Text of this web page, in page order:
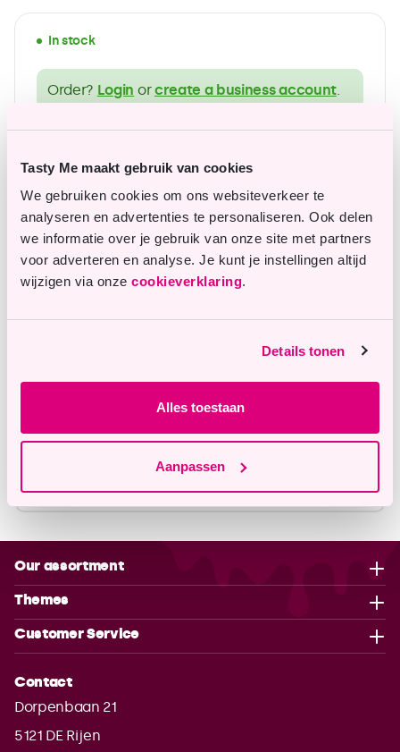
Tasty Me maakt gebruik van cookies
We gebruiken cookies om ons websiteverkeer te
analyseren en advertenties te personaliseren. Ook delen
we informatie over je gebruik van onze site met partners
voor adverteren en analyse. Je kunt je instellingen altijd
wijzigen via onze cookieverklaring.
Details tonen
Alles toestaan
Aanpassen
In stock
Order? Login orcreate a business account.
Affordable top quality
Questions or remarks?
Description
Properties
Our assortment
Themes
Customer Service
Contact
Dorpenbaan 21
5121 DE Rijen